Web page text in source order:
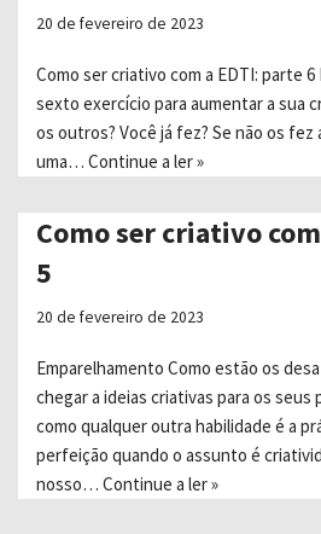
20 de fevereiro de 2023
Como ser criativo com a EDTI: parte
sexto exercício para aumentar a sua
os outros? Você já fez? Se não os fez
uma… Continue a ler »
Como ser criativo
5
20 de fevereiro de 2023
Emparelhamento Como estão os
chegar a ideias criativas para os seus
como qualquer outra habilidade é a
perfeição quando o assunto é
nosso… Continue a ler »